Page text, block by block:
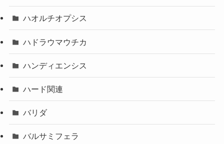
ハオルチオプシス
ハドラウマウチカ
ハンディエンシス
ハード関連
バリダ
バルサミフェラ